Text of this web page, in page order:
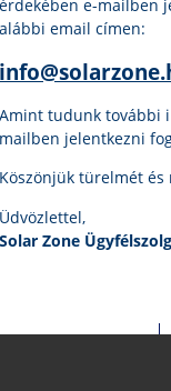
Magyarország Kft.
érdekében e-mailben
alábbi email címen:
Amint tudunk további
mailben jelentkezni
Köszönjük türelmét és
Üdvözlettel,
Solar Zone